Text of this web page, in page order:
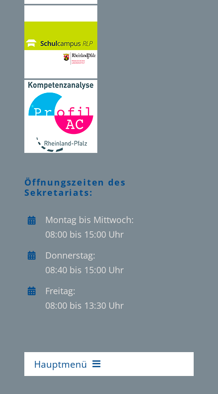
Öffnungszeiten des
Sekretariats:
Montag bis Mittwoch:
08:00 bis 15:00 Uhr
Donnerstag:
08:40 bis 15:00 Uhr
Freitag:
08:00 bis 13:30 Uhr
Hauptmenü